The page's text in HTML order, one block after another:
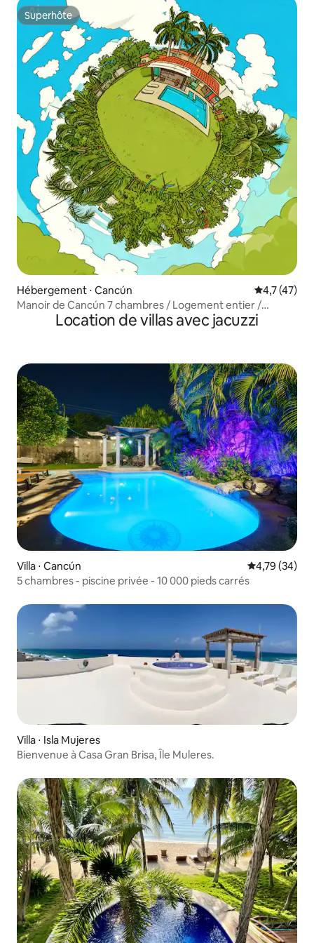
Superhôte
Superhôte
Hébergement ⋅ Cancún Évaluation
4,7 (47)
Manoir de Cancún 7 chambres / Logement entier /
VacancesLocation de villas avec jacuzzi
Villa ⋅ Cancún Évaluation
4,79 (34)
5 chambres - piscine privée - 10 000 pieds carrés
Villa ⋅ Isla Mujeres
Bienvenue à Casa Gran Brisa, Île Muleres.